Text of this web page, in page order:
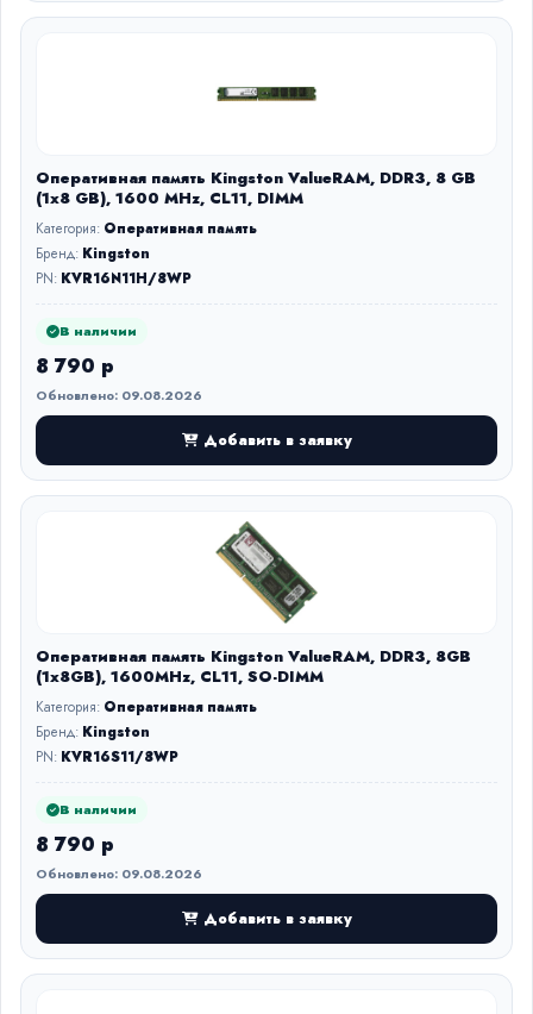
Оперативная память Kingston ValueRAM, DDR3, 8 GB
(1x8 GB), 1600 MHz, CL11, DIMM
Категория: Оперативная память
Бренд: Kingston
PN: KVR16N11H/8WP
В наличии
8 790 р
Обновлено: 09.08.2026
Добавить в заявку
Оперативная память Kingston ValueRAM, DDR3, 8GB
(1x8GB), 1600MHz, CL11, SO-DIMM
Категория: Оперативная память
Бренд: Kingston
PN: KVR16S11/8WP
В наличии
8 790 р
Обновлено: 09.08.2026
Добавить в заявку